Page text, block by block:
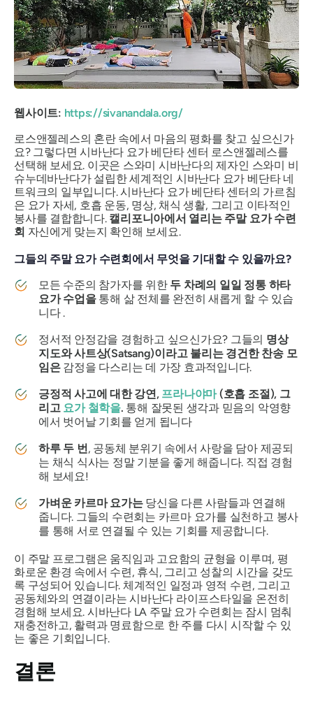
웹사이트: https://sivanandala.org/
로스앤젤레스의 혼란 속에서 마음의 평화를 찾고 싶으신가
요? 그렇다면 시바난다 요가 베단타 센터 로스앤젤레스를
선택해 보세요. 이곳은 스와미 시바난다의 제자인 스와미 비
슈누데바난다가 설립한 세계적인 시바난다 요가 베단타 네
트워크의 일부입니다. 시바난다 요가 베단타 센터의 가르침
은 요가 자세, 호흡 운동, 명상, 채식 생활, 그리고 이타적인
봉사를 결합합니다. 캘리포니아에서 열리는 주말 요가 수련
회 자신에게 맞는지 확인해 보세요.
그들의 주말 요가 수련회에서 무엇을 기대할 수 있을까요?
모든 수준의 참가자를 위한 두 차례의 일일 정통 하타
요가 수업을통해 삶 전체를 완전히 새롭게 할 수 있습
니다 .
정서적 안정감을 경험하고 싶으신가요? 그들의 명상
지도와 사트상(Satsang)이라고 불리는 경건한 찬송 모
임은 감정을 다스리는 데 가장 효과적입니다.
긍정적 사고에 대한 강연, 프라나야마(호흡 조절), 그
리고 요가 철학을. 통해 잘못된 생각과 믿음의 악영향
에서 벗어날 기회를 얻게 됩니다
하루 두 번, 공동체 분위기 속에서 사랑을 담아 제공되
는 채식 식사는 정말 기분을 좋게 해줍니다. 직접 경험
해 보세요!
가벼운 카르마 요가는당신을 다른 사람들과 연결해
줍니다. 그들의 수련회는 카르마 요가를 실천하고 봉사
를 통해 서로 연결될 수 있는 기회를 제공합니다.
이 주말 프로그램은 움직임과 고요함의 균형을 이루며, 평
화로운 환경 속에서 수련, 휴식, 그리고 성찰의 시간을 갖도
록 구성되어 있습니다. 체계적인 일정과 영적 수련, 그리고
공동체와의 연결이라는 시바난다 라이프스타일을 온전히
경험해 보세요. 시바난다 LA 주말 요가 수련회는 잠시 멈춰
재충전하고, 활력과 명료함으로 한 주를 다시 시작할 수 있
는 좋은 기회입니다.
결론